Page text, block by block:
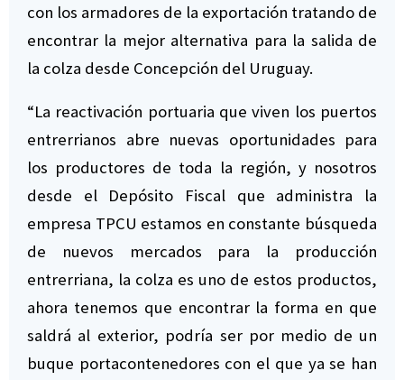
con los armadores de la exportación tratando de
encontrar la mejor alternativa para la salida de
la colza desde Concepción del Uruguay.
“La reactivación portuaria que viven los puertos
entrerrianos abre nuevas oportunidades para
los productores de toda la región, y nosotros
desde el Depósito Fiscal que administra la
empresa TPCU estamos en constante búsqueda
de nuevos mercados para la producción
entrerriana, la colza es uno de estos productos,
ahora tenemos que encontrar la forma en que
saldrá al exterior, podría ser por medio de un
buque portacontenedores con el que ya se han